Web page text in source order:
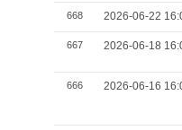
668 2026-06-22
667 2026-06-18
666 2026-06-16